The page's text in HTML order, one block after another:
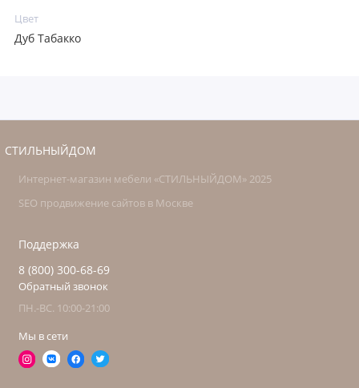
Цвет
Дуб Табакко
СТИЛЬНЫЙДОМ
Интернет-магазин мебели «СТИЛЬНЫЙДОМ» 2025
SEO продвижение сайтов в Москве
Поддержка
8 (800) 300-68-69
Обратный звонок
ПН.-ВС. 10:00-21:00
Мы в сети